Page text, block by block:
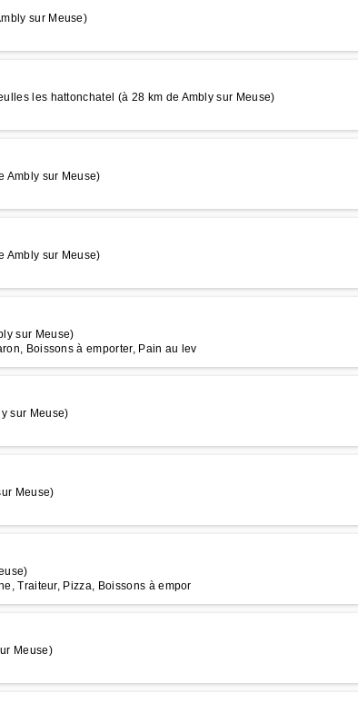
sur Meuse)
les hattonchatel (à 28 km de Ambly sur Meuse)
Ambly sur Meuse)
Ambly sur Meuse)
sur Meuse)
Boissons à emporter, Pain au lev
sur Meuse)
Meuse)
Traiteur, Pizza, Boissons à empor
Meuse)